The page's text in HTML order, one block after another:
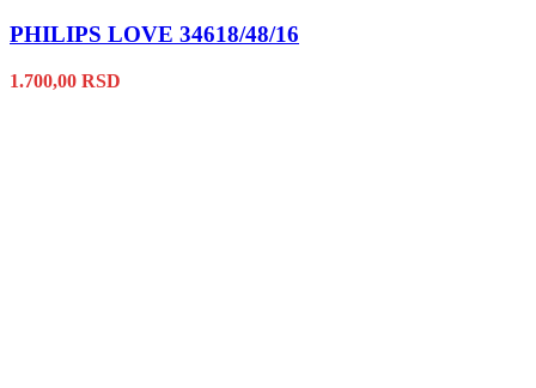
PHILIPS LOVE 34618/48/16
1.700,00 RSD